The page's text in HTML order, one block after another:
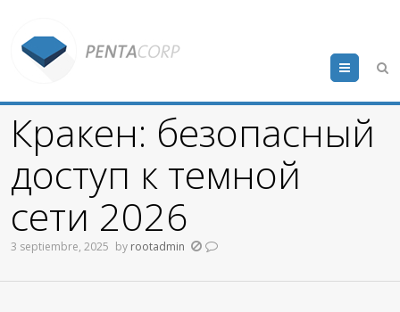
Menu
Кракен: безопасный
доступ к темной
сети 2026
3 septiembre, 2025 by rootadmin